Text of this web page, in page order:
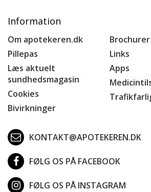
Information
Om apotekeren.dk
Pillepas
Læs aktuelt
sundhedsmagasin
Cookies
Bivirkninger
Brochurer
Links
Apps
KONTAKT@APOTEKEREN.DK
FØLG OS PÅ FACEBOOK
FØLG OS PÅ INSTAGRAM